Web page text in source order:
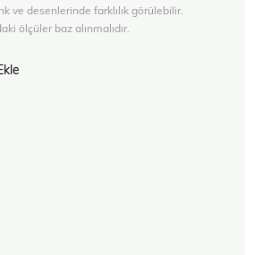
ve desenlerinde farklılık görülebilir.
ölçüler baz alınmalıdır.